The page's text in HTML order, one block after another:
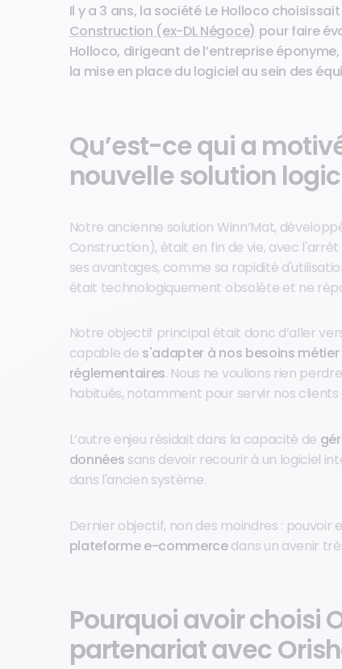
Il y a 3 ans, la société Le Holloco
Construction (ex-DL Négoce) pour faire
Holloco, dirigeant de l’entreprise
la mise en place du logiciel au sein des
Qu’est-ce qui a
nouvelle solution
Notre ancienne solution Winn’Mat,
Construction), était en fin de vie, avec
ses avantages, comme sa rapidité
était technologiquement obsolète et ne
Notre objectif principal était donc d’aller
capable de s'adapter à nos besoins
réglementaires. Nous ne voulions rien
habitués, notamment pour servir nos
L’autre enjeu résidait dans la capacité de
données sans devoir recourir à un logiciel
dans l'ancien système.
Dernier objectif, non des moindres : pouvoir
plateforme e-commercedans un avenir
Pourquoi avoir choisi
partenariat avec